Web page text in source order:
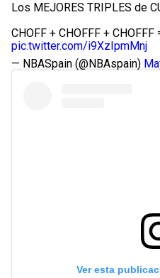
Los MEJORES TRIPLES de
CHOFF + CHOFFF + CHOFFF
pic.twitter.com/i9XzIpmMnj
— NBASpain (@NBAspain)
Ver esta